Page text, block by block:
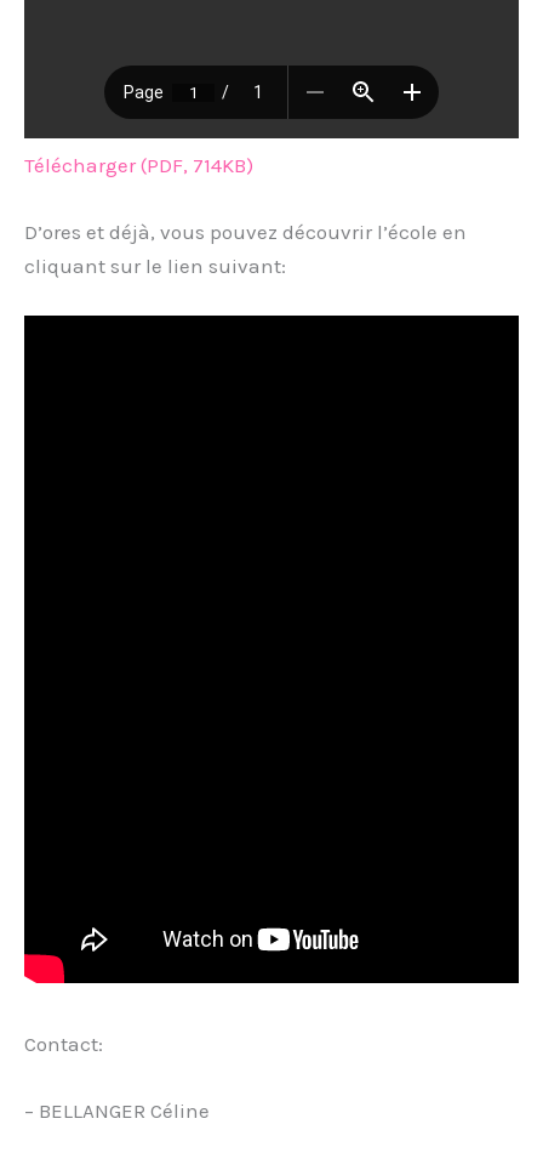
Télécharger (PDF, 714KB)
D’ores et déjà, vous pouvez découvrir l’école en
cliquant sur le lien suivant:
Contact:
– BELLANGER Céline